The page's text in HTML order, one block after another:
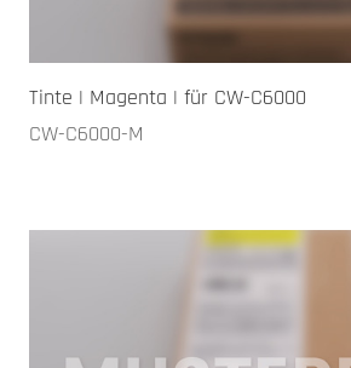
Tinte | Magenta | für CW-C6000
CW-C6000-M